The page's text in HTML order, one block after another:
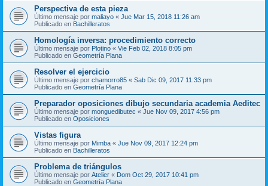
Perspectiva de esta pieza
Último mensaje por maliayo « Jue Mar 15, 2018 11:26 am
Publicado en Bachilleratos
Homología inversa: procedimiento correcto
Último mensaje por Plotino « Vie Feb 02, 2018 8:05 pm
Publicado en Geometría Plana
Resolver el ejercicio
Último mensaje por chamorro85 « Sab Dic 09, 2017 11:33 pm
Publicado en Geometría Plana
Preparador oposiciones dibujo secundaria academia Aeditec
Último mensaje por monguedibutec « Jue Nov 09, 2017 4:56 pm
Publicado en Oposiciones
Vistas figura
Último mensaje por Mimba « Jue Nov 09, 2017 12:24 pm
Publicado en Bachilleratos
Problema de triángulos
Último mensaje por Atelier « Dom Oct 29, 2017 10:41 pm
Publicado en Geometría Plana